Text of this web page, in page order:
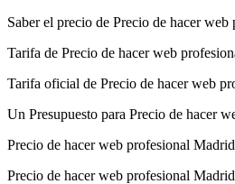
Saber el precio de Precio de hacer
Tarifa de Precio de hacer web
Tarifa oficial de Precio de hacer web
Un Presupuesto para Precio de hacer
Precio de hacer web profesional
Precio de hacer web profesional Madrid